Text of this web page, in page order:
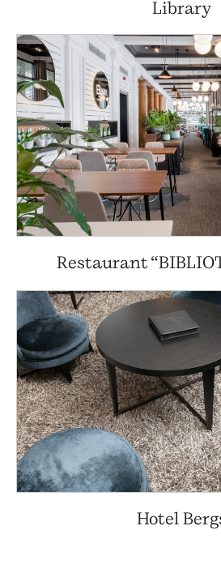
Library
Restaurant
Hotel